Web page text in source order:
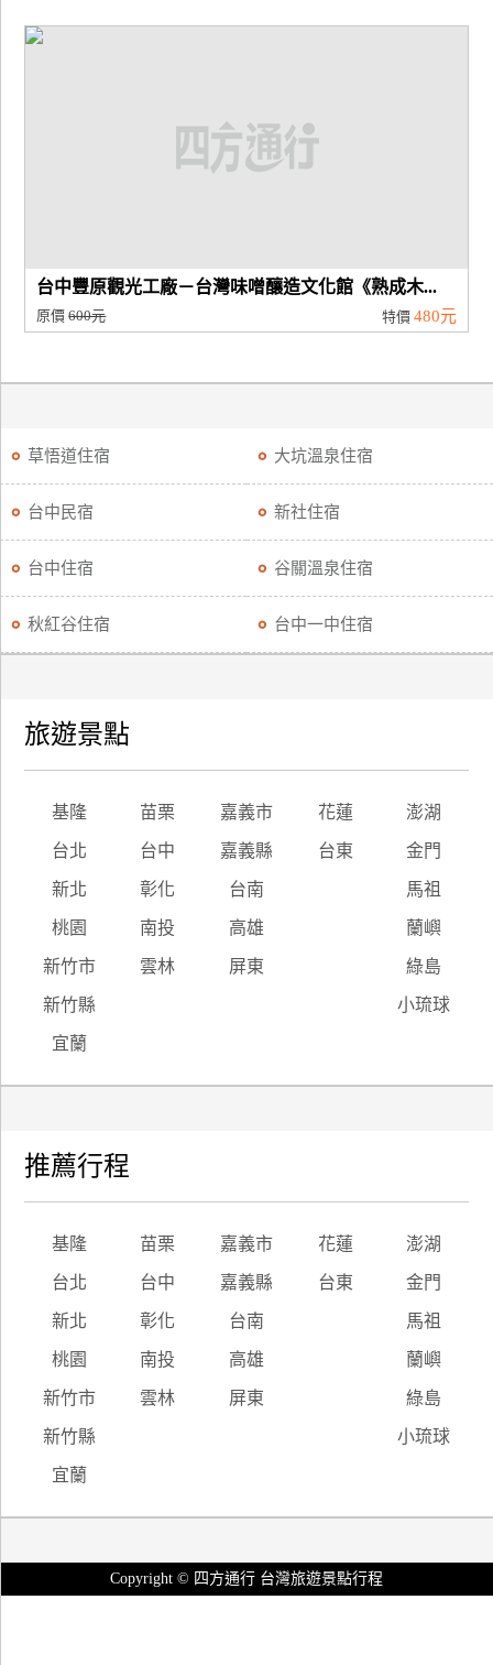
商
台中豐原觀光工廠－台灣味噌釀造文化館《熟成木...
原價600元 特價 480元
草悟道住宿 大坑溫泉住宿
台中民宿 新社住宿
台中住宿 谷關溫泉住宿
秋紅谷住宿 台中一中住宿
旅遊景點
基隆 苗栗 嘉義市 花蓮 澎湖
台北 台中 嘉義縣 台東 金門
新北 彰化 台南 馬祖
桃園 南投 高雄 蘭嶼
新竹市 雲林 屏東 綠島
新竹縣 小琉球
宜蘭
推薦行程
基隆 苗栗 嘉義市 花蓮 澎湖
台北 台中 嘉義縣 台東 金門
新北 彰化 台南 馬祖
桃園 南投 高雄 蘭嶼
新竹市 雲林 屏東 綠島
新竹縣 小琉球
宜蘭
Copyright © 四方通行 台灣旅遊景點行程